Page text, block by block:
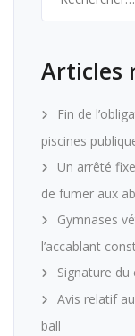
Articles
Fin de
piscines
Un arrêté
de fumer aux
Gymnases
l’accablant
Signature
Avis relatif
ball